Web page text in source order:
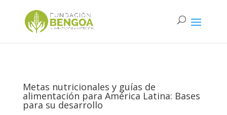
Metas nutricionales y guías de
alimentación para América Latina: Bases
para su desarrollo